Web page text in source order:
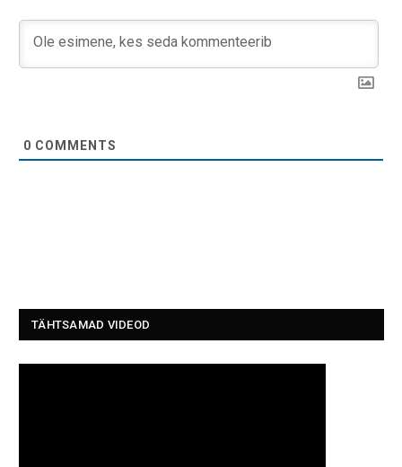
0 COMMENTS
TÄHTSAMAD VIDEOD